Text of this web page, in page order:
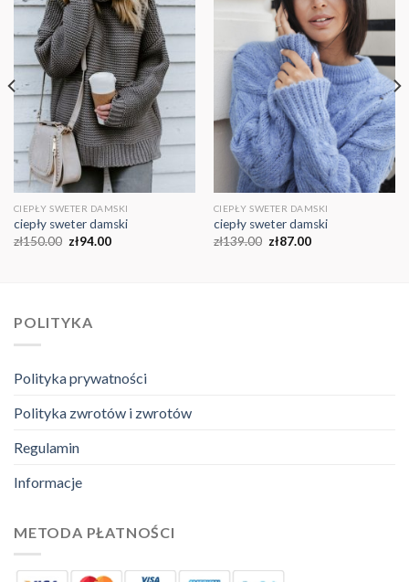
CIEPŁY SWETER DAMSKI
ciepły sweter damski
zł150.00 zł94.00
CIEPŁY SWETER DAMSKI
ciepły sweter damski
zł139.00 zł87.00
POLITYKA
Polityka prywatności
Polityka zwrotów i zwrotów
Regulamin
Informacje
METODA PŁATNOŚCI